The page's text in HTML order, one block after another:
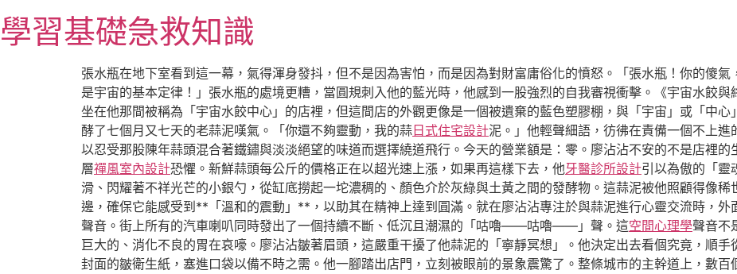
至
主
學習基礎急救知識
張水瓶在地下室看到這一幕，氣得渾身發抖，但不是因為害怕，而是因為對財富庸俗化的憤怒。「張水瓶！你的傻
是宇宙的基本定律！」張水瓶的處境更糟，當圓規刺入他的藍光時，他感到一股強烈的自我審視衝擊。《宇宙水餃
坐在他那間被稱為「宇宙水餃中心」的店裡，但這間店的外觀更像是一個被遺棄的藍色塑膠棚，與「宇宙」或「中
酵了七個月又七天的老蒜泥嘆氣。「你還不夠靈動，我的蒜 日式住宅設計泥。」他輕聲細語，彷彿在責備一個不上
以忍受那股陳年蒜頭混合著鐵鏽與淡淡絕望的味道而選擇繞道飛行。今天的營業額是：零。廖沾沾不安的不是店裡
層禪風室內設計恐懼。新鮮蒜頭每公斤的價格正在以超光速上漲，如果再這樣下去，他牙醫診所設計引以為傲的「靈
滑、閃耀著不祥光芒的小銀勺，從缸底撈起一坨濃稠的、顏色介於灰綠與土黃之間的發酵物。這蒜泥被他照顧得像
邊，確保它能感受到**「溫和的震動」**，以助其在精神上達到圓滿。就在廖沾沾專注於與蒜泥進行心靈交流時，
聲音。街上所有的汽車喇叭同時發出了一個持續不斷、低沉且潮濕的「咕嚕——咕嚕——」聲。這空間心理學聲音不
巨大的、消化不良的胃在哀嚎。廖沾沾皺著眉頭，這嚴重干擾了他蒜泥的「寧靜冥想」。他決定出去看個究竟，順手
封面的皺衛生紙，塞進口袋以備不時之需。他一腳踏出店門，立刻被眼前的景象震驚了。整條城市的主幹道上，數